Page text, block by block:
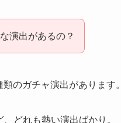
演出があるの？
のガチャ演出があります。
どれも熱い演出ばかり。